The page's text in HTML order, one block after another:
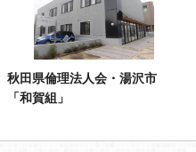
秋田県倫理法人会・湯沢市
「和賀組」